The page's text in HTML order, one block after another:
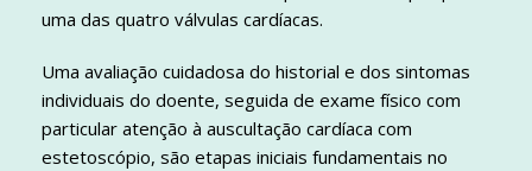
uma das quatro válvulas cardíacas.
Uma avaliação cuidadosa do historial e dos sintomas
individuais do doente, seguida de exame físico com
particular atenção à auscultação cardíaca com
estetoscópio, são etapas iniciais fundamentais no